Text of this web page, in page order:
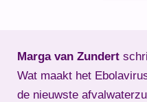
Marga van Zundert
Wat maakt het
de nieuwste